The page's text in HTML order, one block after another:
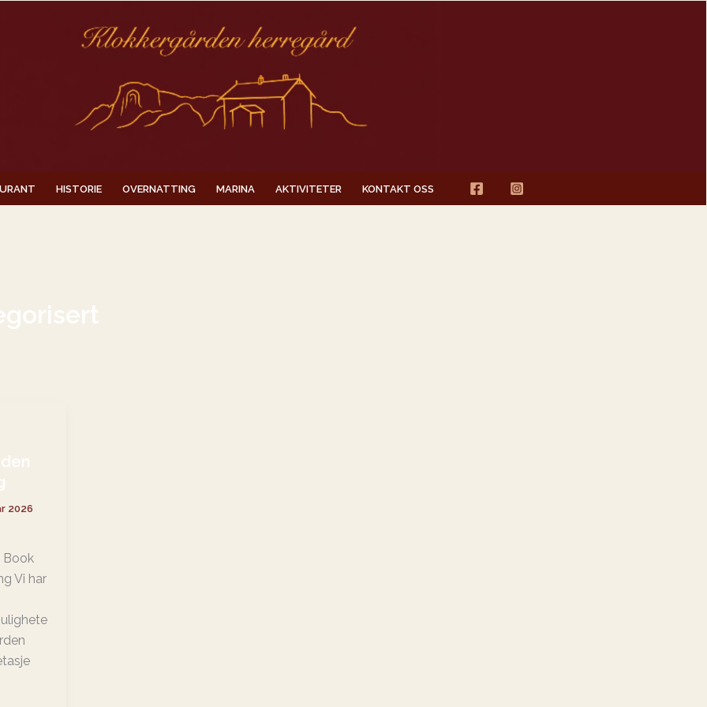
HISTORIE OVERNATTING MARINA AKTIVITETER KONTAKT OSS
2026
Book
Vi har